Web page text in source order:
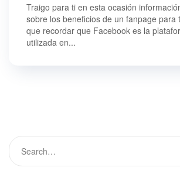
Traigo para ti en esta ocasión
sobre los beneficios de un fanpage para
que recordar que Facebook es la
utilizada en...